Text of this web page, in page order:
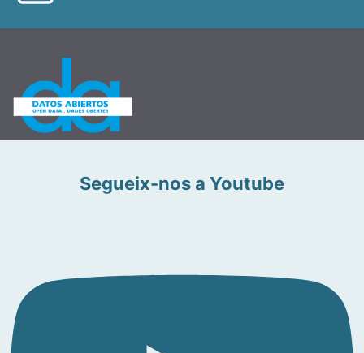
Segueix-nos a Youtube